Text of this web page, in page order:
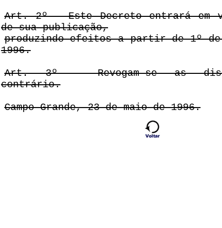
Art. 2º - Este Decreto entrará em
de sua publicação,
produzindo efeitos a partir de 1º
1996.
Art. 3º - Revogam-se as
contrário.
Campo Grande, 23 de maio de 1996.